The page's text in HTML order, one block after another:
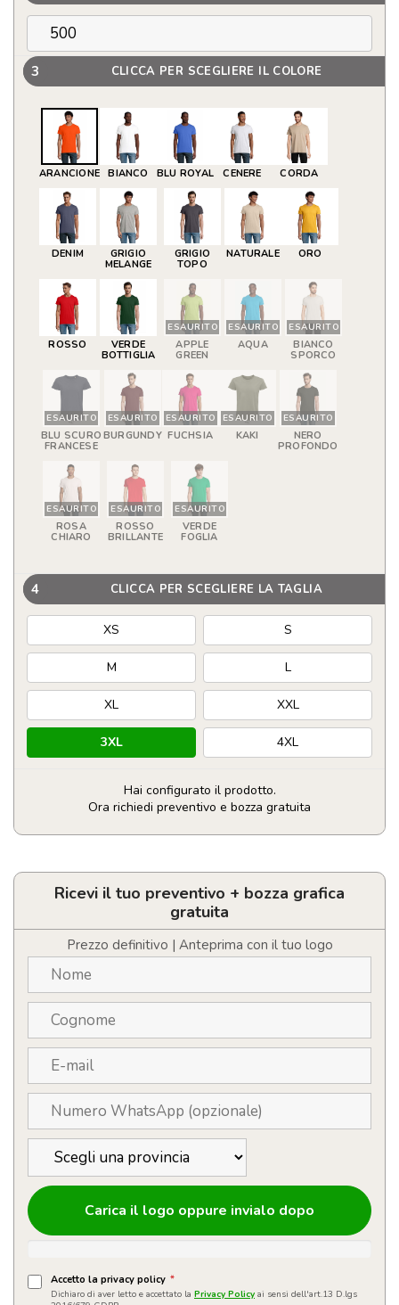
3 CLICCA PER SCEGLIERE IL COLORE
ARANCIONE BIANCO BLU ROYAL CENERE CORDA
DENIM
GRIGIO
MELANGE
GRIGIO
TOPO
NATURALE ORO
ROSSO
VERDE
BOTTIGLIA
ESAURITO
APPLE
GREEN
ESAURITO
AQUA
ESAURITO
BIANCO
SPORCO
ESAURITO
BLU SCURO
FRANCESE
ESAURITO
BURGUNDY
ESAURITO
FUCHSIA
ESAURITO
KAKI
ESAURITO
NERO
PROFONDO
ESAURITO
ROSA
CHIARO
ESAURITO
ROSSO
BRILLANTE
ESAURITO
VERDE
FOGLIA
4 CLICCA PER SCEGLIERE LA TAGLIA
XS S
M L
XL XXL
3XL 4XL
Hai configurato il prodotto.
Ora richiedi preventivo e bozza gratuita
Maglietta
in
jersey
rotondo
personalizzabile
con
logo
quantità
Ricevi il tuo preventivo + bozza grafica
gratuita
Prezzo definitivo | Anteprima con il tuo logo
Carica il logo oppure invialo dopo
Accetto la privacy policy *
Dichiaro di aver letto e accettato la Privacy Policy ai sensi dell'art.13 D.lgs